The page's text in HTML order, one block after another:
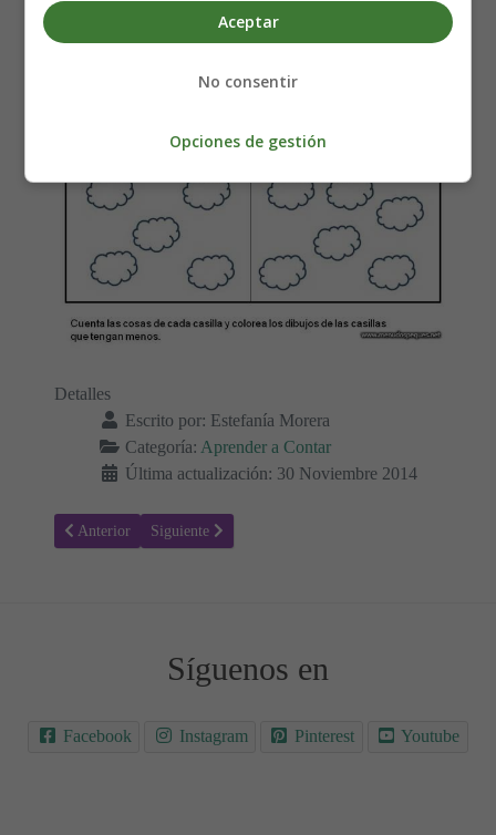
Detalles
Escrito por: Estefanía Morera
Categoría: Aprender a Contar
Última actualización: 30 Noviembre 2014
Artículo anterior: Aprender a contar 17
Anterior Artículo siguiente: Aprender a Contar 15
Siguiente
Síguenos en
Facebook Instagram Pinterest Youtube
Aceptar
No consentir
Opciones de gestión